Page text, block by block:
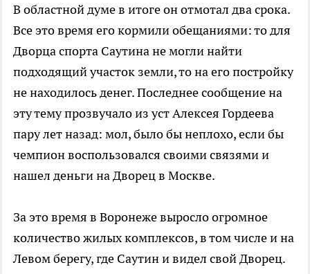
В областной думе в итоге он отмотал два срока.
Все это время его кормили обещаниями: то для
Дворца спорта Саутина не могли найти
подходящий участок земли, то на его постройку
не находилось денег. Последнее сообщение на
эту тему прозвучало из уст Алексея Гордеева
пару лет назад: мол, было бы неплохо, если бы
чемпион воспользовался своими связями и
нашел деньги на Дворец в Москве.
За это время в Воронеже выросло огромное
количество жилых комплексов, в том числе и на
Левом берегу, где Саутин и видел свой Дворец.